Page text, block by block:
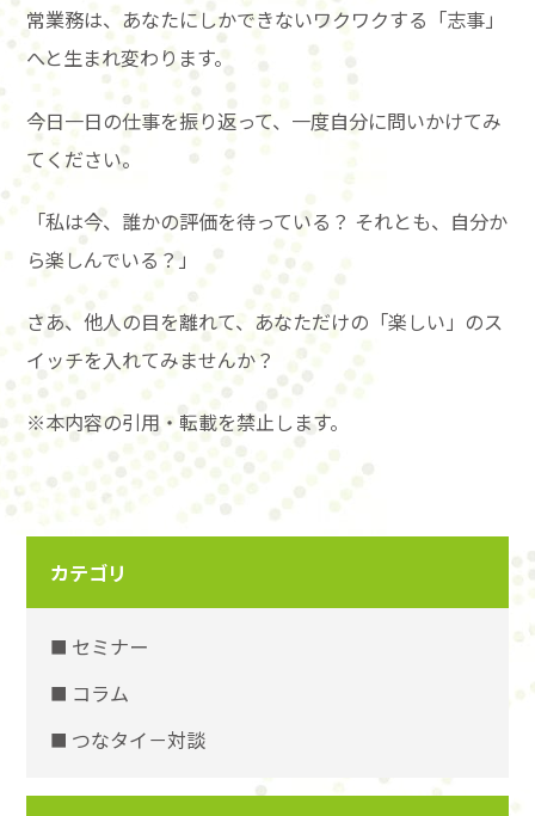
常業務は、あなたにしかできないワクワクする「志事」
へと生まれ変わります。
今日一日の仕事を振り返って、一度自分に問いかけてみ
てください。
「私は今、誰かの評価を待っている？ それとも、自分か
ら楽しんでいる？」
さあ、他人の目を離れて、あなただけの「楽しい」のス
イッチを入れてみませんか？
※本内容の引用・転載を禁止します。
カテゴリ
セミナー
コラム
つなタイ－対談